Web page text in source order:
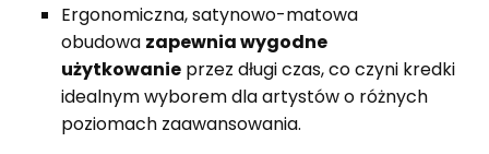
Ergonomiczna, satynowo-matowa
obudowa zapewnia wygodne
użytkowanie przez długi czas, co czyni kredki
idealnym wyborem dla artystów o różnych
poziomach zaawansowania.